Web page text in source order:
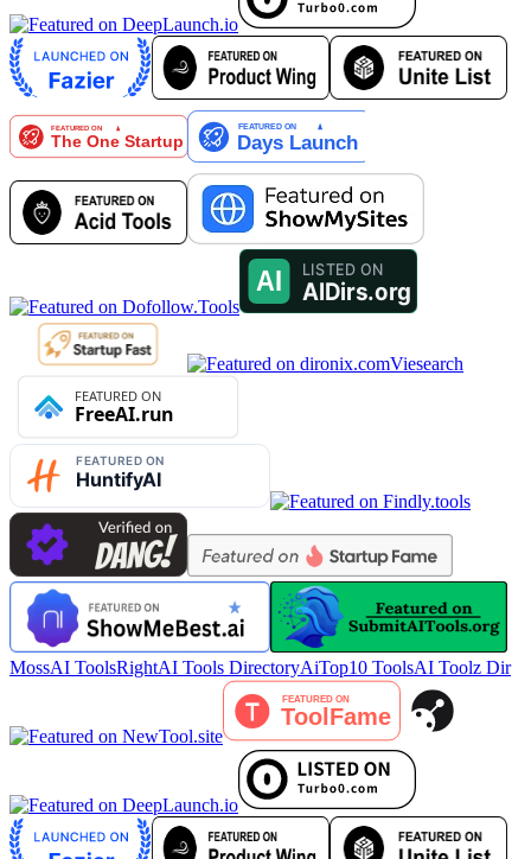
Viesearch
MossAI ToolsRightAI Tools DirectoryAiTop10 ToolsAI Toolz Dir